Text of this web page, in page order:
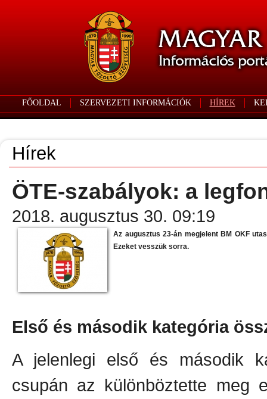
FŐOLDAL SZERVEZETI INFORMÁCIÓK HÍREK
Hírek
ÖTE-szabályok: a
2018. augusztus 30. 09:19
Az augusztus 23-án megjelent BM OKF
Ezeket vesszük sorra.
Első és második kategória
A jelenlegi első és második
csupán az különböztette meg